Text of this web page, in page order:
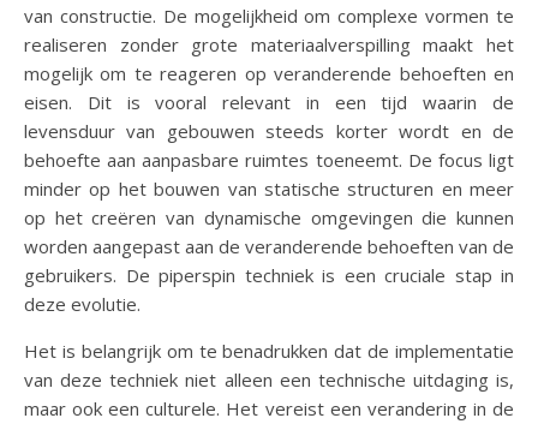
van constructie. De mogelijkheid om complexe vormen te
realiseren zonder grote materiaalverspilling maakt het
mogelijk om te reageren op veranderende behoeften en
eisen. Dit is vooral relevant in een tijd waarin de
levensduur van gebouwen steeds korter wordt en de
behoefte aan aanpasbare ruimtes toeneemt. De focus ligt
minder op het bouwen van statische structuren en meer
op het creëren van dynamische omgevingen die kunnen
worden aangepast aan de veranderende behoeften van de
gebruikers. De piperspin techniek is een cruciale stap in
deze evolutie.
Het is belangrijk om te benadrukken dat de implementatie
van deze techniek niet alleen een technische uitdaging is,
maar ook een culturele. Het vereist een verandering in de